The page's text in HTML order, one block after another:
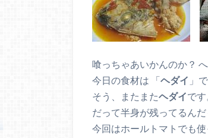
喰っちゃあいかんのか？
今日の食材は 「ヘダイ 」
そう、またまたヘダイです
だって半身が残ってるんだ
今回はホールトマトでも使